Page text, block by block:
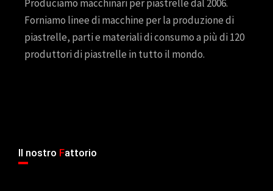
Produciamo macchinari per piastrelle dal 2006.
Forniamo linee di macchine per la produzione di
piastrelle, parti e materiali di consumo a più di 120
produttori di piastrelle in tutto il mondo.
Il nostro Fattorio